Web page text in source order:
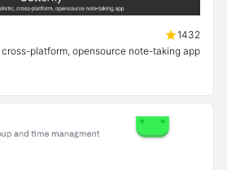
1432
platform, opensource note-taking app